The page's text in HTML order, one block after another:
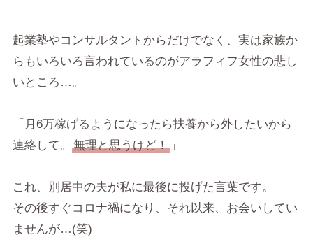
起業塾やコンサルタントからだけでなく、実は家族か
らもいろいろ言われているのがアラフィフ女性の悲し
いところ…。
「月6万稼げるようになったら扶養から外したいから
連絡して。
無理と思うけど！」
これ、別居中の夫が私に最後に投げた言葉です。
その後すぐコロナ禍になり、それ以来、お会いしてい
ませんが…(笑)